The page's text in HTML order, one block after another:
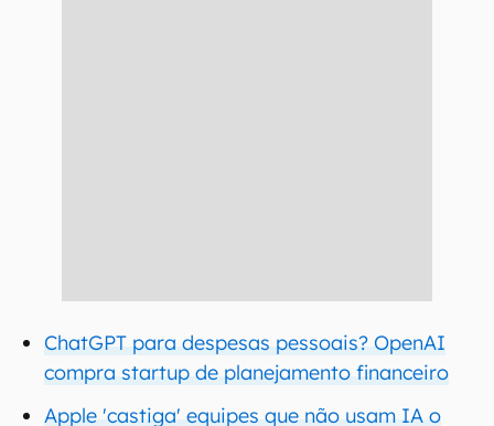
ChatGPT para despesas pessoais? OpenAI
compra startup de planejamento financeiro
Apple 'castiga' equipes que não usam IA o